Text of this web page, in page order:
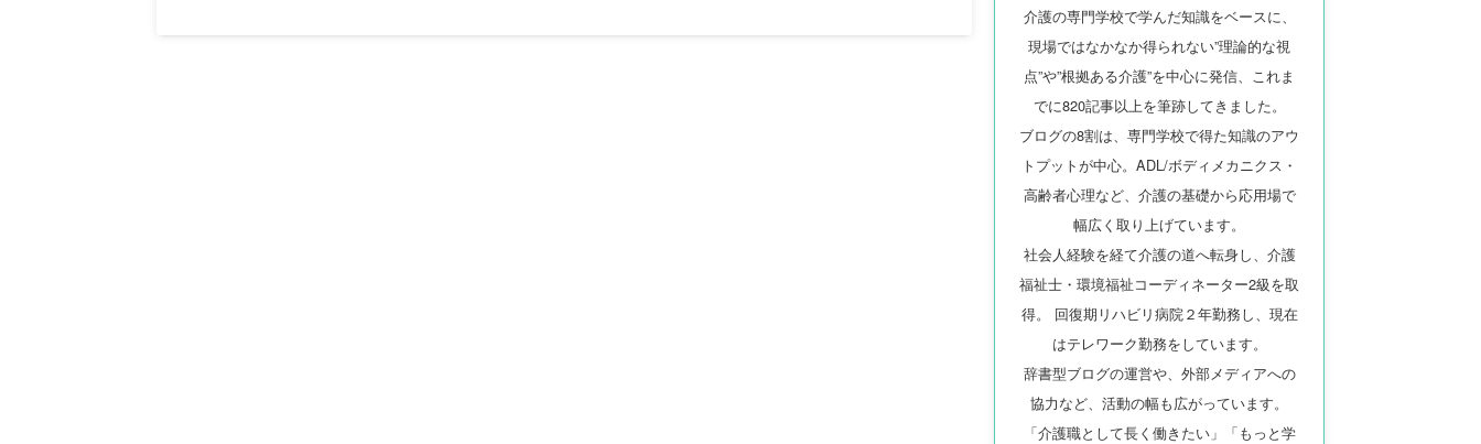
介護の専門学校で学んだ知識をベースに、
現場ではなかなか得られない”理論的な視
点”や”根拠ある介護”を中心に発信、これま
でに820記事以上を筆跡してきました。
ブログの8割は、専門学校で得た知識のアウ
トプットが中心。ADL/ボディメカニクス・
高齢者心理など、介護の基礎から応用場で
幅広く取り上げています。
社会人経験を経て介護の道へ転身し、介護
福祉士・環境福祉コーディネーター2級を取
得。 回復期リハビリ病院２年勤務し、現在
はテレワーク勤務をしています。
辞書型ブログの運営や、外部メディアへの
協力など、活動の幅も広がっています。
「介護職として長く働きたい」「もっと学